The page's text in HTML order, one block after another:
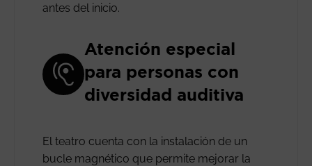
antes del inicio.
Atención especial
para personas con
diversidad auditiva
El teatro cuenta con la instalación de un
bucle magnético que permite mejorar la